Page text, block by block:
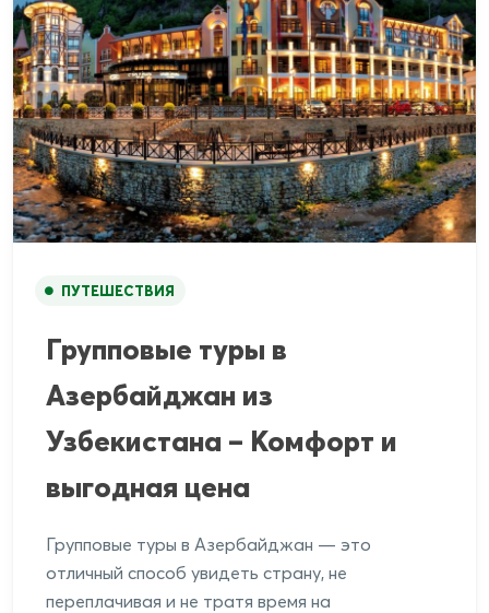
ПУТЕШЕСТВИЯ
Групповые туры в
Азербайджан из
Узбекистана – Комфорт и
выгодная цена
Групповые туры в Азербайджан — это
отличный способ увидеть страну, не
переплачивая и не тратя время на